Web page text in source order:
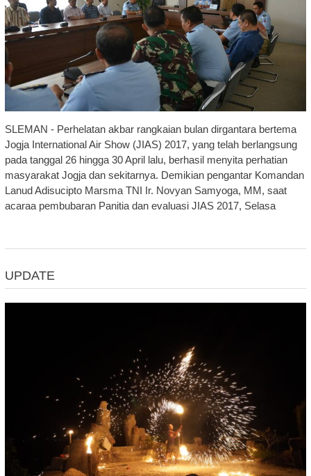
SLEMAN - Perhelatan akbar rangkaian bulan dirgantara bertema
Jogja International Air Show (JIAS) 2017, yang telah berlangsung
pada tanggal 26 hingga 30 April lalu, berhasil menyita perhatian
masyarakat Jogja dan sekitarnya. Demikian pengantar Komandan
Lanud Adisucipto Marsma TNI Ir. Novyan Samyoga, MM, saat
acaraa pembubaran Panitia dan evaluasi JIAS 2017, Selasa
UPDATE